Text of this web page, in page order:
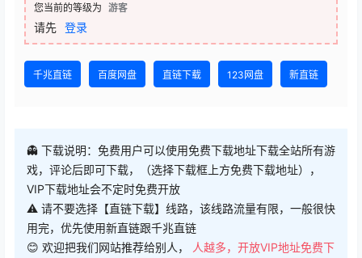
您当前的等级为 游客
请先 登录
千兆直链 百度网盘 直链下载 123网盘 新直链
👻 下载说明：免费用户可以使用免费下载地址下载全站所有游
戏，评论后即可下载，（选择下载框上方免费下载地址），
VIP下载地址会不定时免费开放
⚠ 请不要选择【直链下载】线路，该线路流量有限，一般很快
用完，优先使用新直链跟千兆直链
😊 欢迎把我们网站推荐给别人，
人越多，开放VIP地址免费下